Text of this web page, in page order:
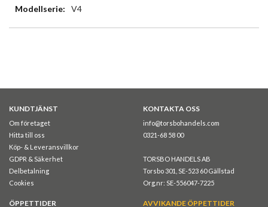
V4
KUNDTJÄNST
Om företaget
Hitta till oss
Köp- & Leveransvillkor
GDPR & Säkerhet
Delbetalning
Cookies
KONTAKTA OSS
info@torsbohandels.com
0321-68 58 00
TORSBO HANDELS AB
Torsbo 301, SE-523 60 Gällstad
Org.nr: SE-556047-7225
ÖPPETTIDER AVVIKANDE ÖPPETTIDER